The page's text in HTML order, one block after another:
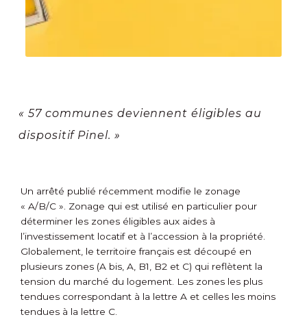
« 57 communes deviennent éligibles au
dispositif Pinel. »
Un arrêté publié récemment modifie le zonage
« A/B/C ». Zonage qui est utilisé en particulier pour
déterminer les zones éligibles aux aides à
l’investissement locatif et à l’accession à la propriété.
Globalement, le territoire français est découpé en
plusieurs zones (A bis, A, B1, B2 et C) qui reflètent la
tension du marché du logement. Les zones les plus
tendues correspondant à la lettre A et celles les moins
tendues à la lettre C.